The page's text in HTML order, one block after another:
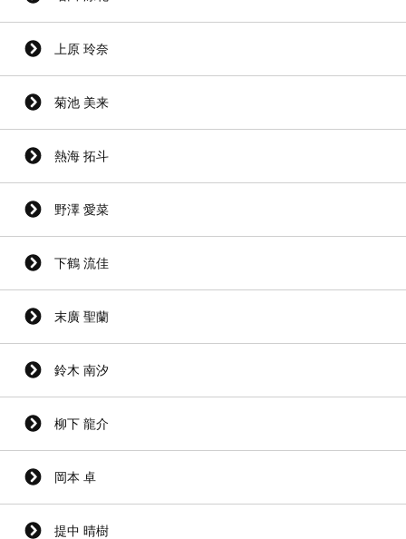
上原 玲奈
菊池 美来
熱海 拓斗
野澤 愛菜
下鶴 流佳
末廣 聖蘭
鈴木 南汐
柳下 龍介
岡本 卓
提中 晴樹